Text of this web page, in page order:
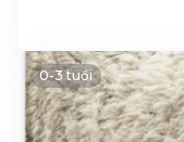
0-3 tuổi